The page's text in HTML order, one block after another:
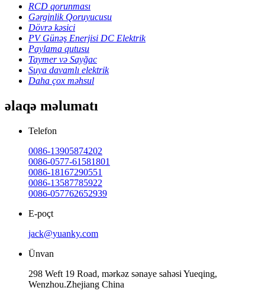
RCD qorunması
Gərginlik Qoruyucusu
Dövrə kəsici
PV Günəş Enerjisi DC Elektrik
Paylama qutusu
Taymer və Sayğac
Suya davamlı elektrik
Daha çox məhsul
əlaqə məlumatı
Telefon
0086-13905874202
0086-0577-61581801
0086-18167290551
0086-13587785922
0086-057762652939
E-poçt
jack@yuanky.com
Ünvan
298 Weft 19 Road, mərkəz sənaye sahəsi Yueqing,
Wenzhou.Zhejiang China